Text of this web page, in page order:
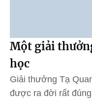
Một giải
học
Giải thưởng Tạ
được ra đời rất